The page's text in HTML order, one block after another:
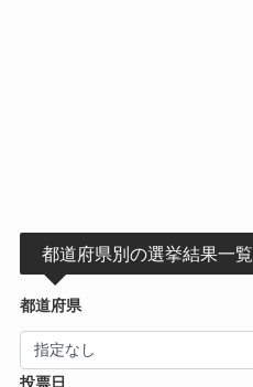
都道府県別の選挙結果一覧
都道府県
投票日